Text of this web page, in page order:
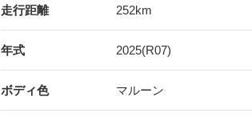
走行距離 252km
年式 2025(R07)
ボディ色 マルーン